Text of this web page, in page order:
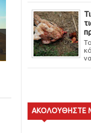
ΑΚΟΛΟΥΘΗΣΤΕ